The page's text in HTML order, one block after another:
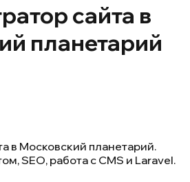
сайта в
планетарий
в Московский планетарий.
SEO, работа с CMS и Laravel.